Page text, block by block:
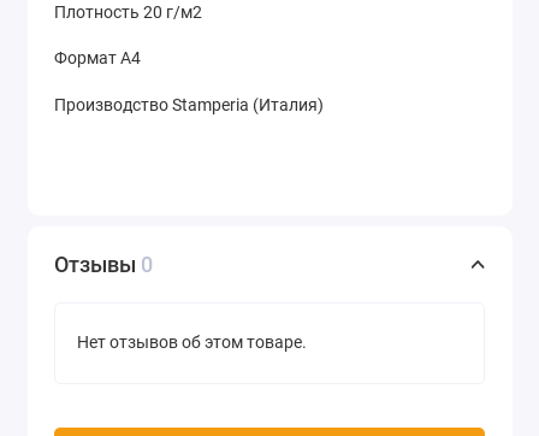
Плотность 20 г/м2
Формат А4
Производство Stamperia (Италия)
Отзывы 0
Нет отзывов об этом товаре.